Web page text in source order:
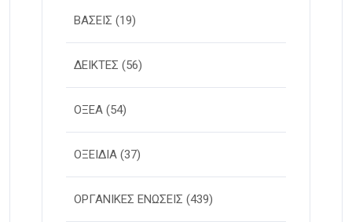
ΒΑΣΕΙΣ (19)
ΔΕΙΚΤΕΣ (56)
ΟΞΕΑ (54)
ΟΞΕΙΔΙΑ (37)
ΟΡΓΑΝΙΚΕΣ ΕΝΩΣΕΙΣ (439)